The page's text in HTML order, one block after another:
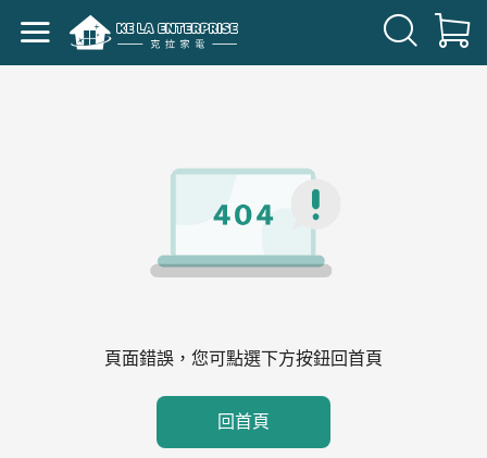
頁面錯誤，您可點選下方按鈕回首頁
回首頁